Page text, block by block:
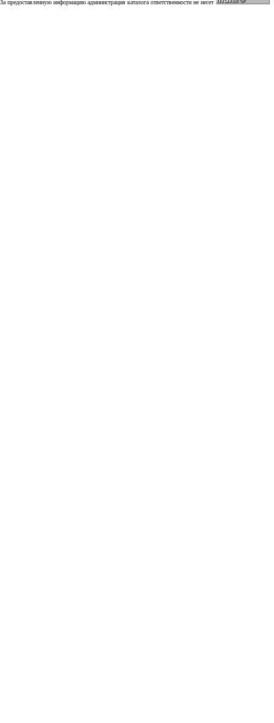
За предоставленную информацию администрация каталога ответственности не несет